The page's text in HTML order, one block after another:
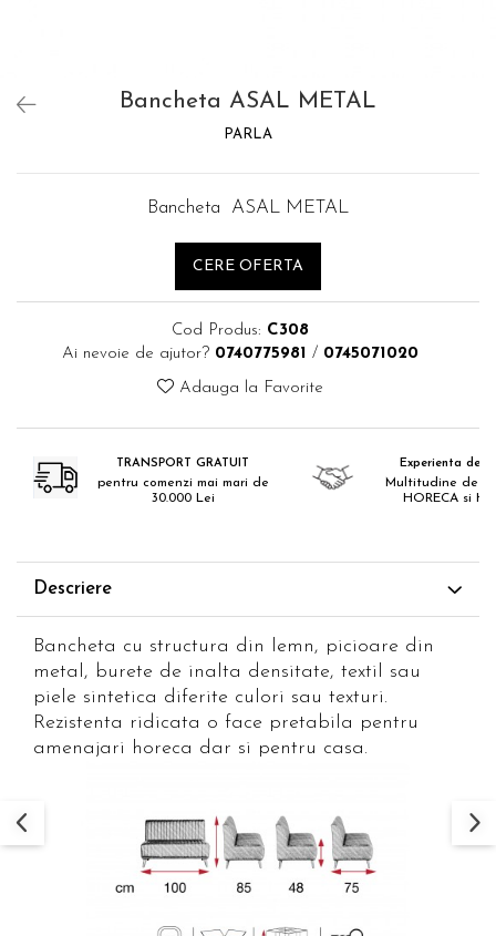
Bancheta ASAL METAL
PARLA
Bancheta ASAL METAL
CERE OFERTA
Cod Produs: C308
Ai nevoie de ajutor? 0740775981 / 0745071020
Adauga la Favorite
TRANSPORT GRATUIT
pentru comenzi mai mari de
30.000 Lei
Experienta de
Multitudine de
HORECA si
Descriere
Bancheta cu structura din lemn, picioare din
metal, burete de inalta densitate, textil sau
piele sintetica diferite culori sau texturi.
Rezistenta ridicata o face pretabila pentru
amenajari horeca dar si pentru casa.